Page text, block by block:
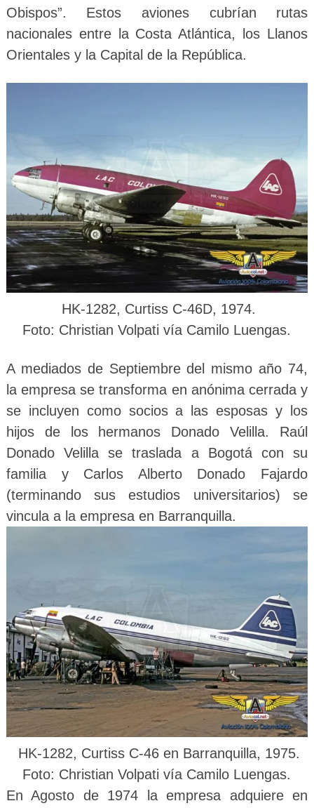
Obispos”. Estos aviones cubrían rutas
nacionales entre la Costa Atlántica, los Llanos
Orientales y la Capital de la República.
HK-1282, Curtiss C-46D, 1974.
Foto: Christian Volpati vía Camilo Luengas.
A mediados de Septiembre del mismo año 74,
la empresa se transforma en anónima cerrada y
se incluyen como socios a las esposas y los
hijos de los hermanos Donado Velilla. Raúl
Donado Velilla se traslada a Bogotá con su
familia y Carlos Alberto Donado Fajardo
(terminando sus estudios universitarios) se
vincula a la empresa en Barranquilla.
HK-1282, Curtiss C-46 en Barranquilla, 1975.
Foto: Christian Volpati vía Camilo Luengas.
En Agosto de 1974 la empresa adquiere en